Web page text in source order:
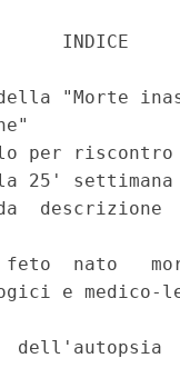
INDICE
"Morte
per
25'
descrizione
nato
e
dell'autopsia